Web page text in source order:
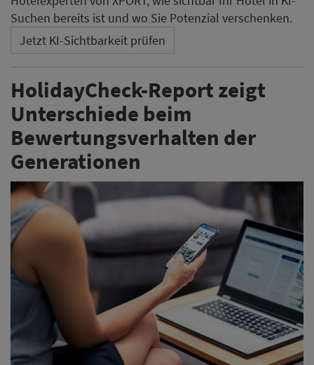
Suchen bereits ist und wo Sie Potenzial verschenken.
Jetzt KI-Sichtbarkeit prüfen
HolidayCheck-Report zeigt
Unterschiede beim
Bewertungsverhalten der
Generationen